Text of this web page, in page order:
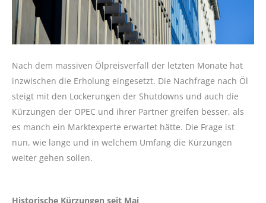
Nach dem massiven Ölpreisverfall der letzten Monate hat
inzwischen die Erholung eingesetzt. Die Nachfrage nach Öl
steigt mit den Lockerungen der Shutdowns und auch die
Kürzungen der OPEC und ihrer Partner greifen besser, als
es manch ein Marktexperte erwartet hätte. Die Frage ist
nun, wie lange und in welchem Umfang die Kürzungen
weiter gehen sollen.
Historische Kürzungen seit Mai